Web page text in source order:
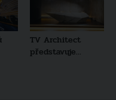
TV Architect
představuje...